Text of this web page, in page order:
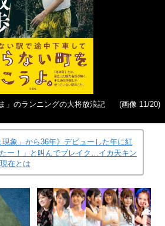
」のランニングの大将放浪記
(画像 11/20)
現象」から36年》デビューした年に紅
ー！」と叫んでブレイク…イカ天キン
在とは